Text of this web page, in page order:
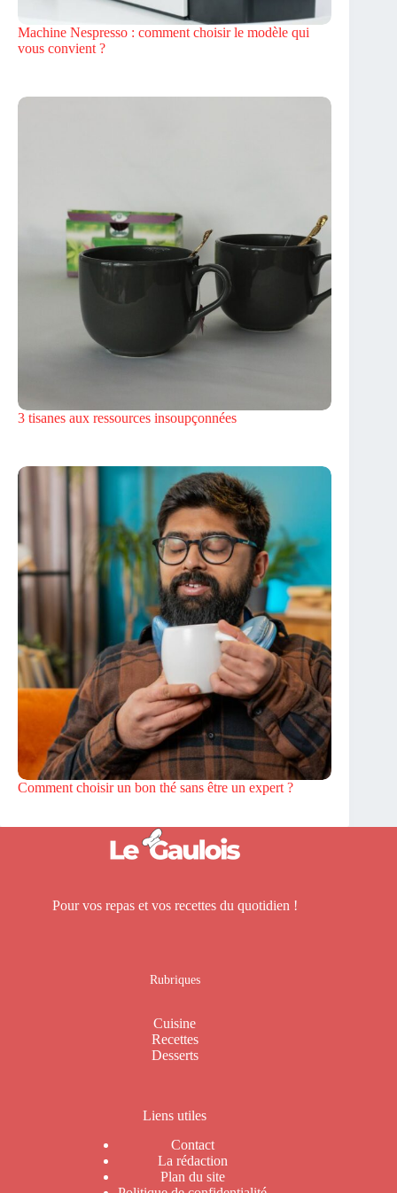
Machine Nespresso : comment choisir le modèle qui
vous convient ?
3 tisanes aux ressources insoupçonnées
Comment choisir un bon thé sans être un expert ?
Pour vos repas et vos recettes du quotidien !
Rubriques
Cuisine
Recettes
Desserts
Liens utiles
Contact
La rédaction
Plan du site